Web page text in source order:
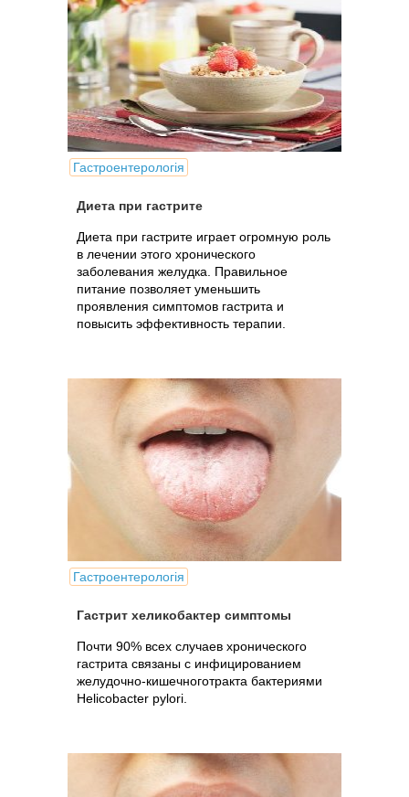
Гастроентерологія
Диета при гастрите
Диета при гастрите играет огромную роль
в лечении этого хронического
заболевания желудка. Правильное
питание позволяет уменьшить
проявления симптомов гастрита и
повысить эффективность терапии.
Гастроентерологія
Гастрит хеликобактер симптомы
Почти 90% всех случаев хронического
гастрита связаны с инфицированием
желудочно-кишечноготракта бактериями
Helicobacter pylori.